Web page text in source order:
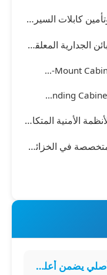
الهندسة التوزيعية للبنية التحتية وتأمين كابلات السيرفرات داخل الكابينة
مقارنة هندسية وتطبيقية بين الكبائن الجدارية المعلقة والكبائن الأرضية المستقلة للمشاريع
أولاً: الكبائن الجدارية المعلقة (Wall-Mount Cabinets)
ثانياً: الكبائن الأرضية المستقلة (Floor-Standing Cabinets)
نبذة عن شركة المختص لحلول الأنظمة الأمنية المتكاملة بالمنطقة الشرقية
قسم الأسئلة الشائعة (FAQs) المتخصصة في الخزائن الرقمية والسيو (معدل الألوان)
كونكتر rg45 نحاسي أصلي يضمن أعلى سرعة لنقل بيانات الشبكة